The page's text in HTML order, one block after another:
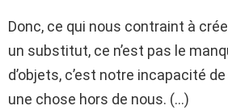
Donc, ce qui nous contraint à
un substitut, ce n’est pas le
d’objets, c’est notre incapacité
une chose hors de nous. (…)